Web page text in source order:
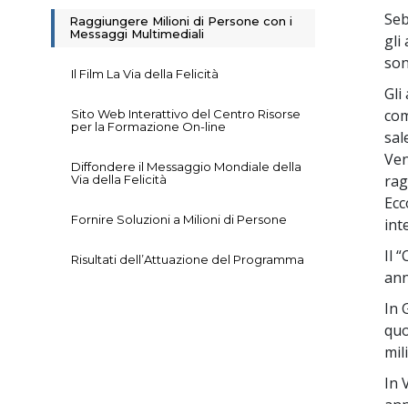
gli
Gli
Il
In
In
Raggiungere Milioni di Persone con i
Messaggi Multimediali
Il Film La Via della Felicità
Sito Web Interattivo del Centro Risorse
per la Formazione On-line
Diffondere il Messaggio Mondiale della
Via della Felicità
Fornire Soluzioni a Milioni di Persone
Risultati dell’Attuazione del Programma